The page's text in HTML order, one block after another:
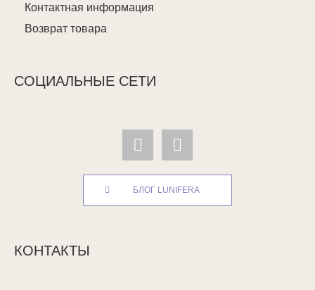
Контактная информация
Возврат товара
СОЦИАЛЬНЫЕ СЕТИ
БЛОГ LUNIFERA
КОНТАКТЫ